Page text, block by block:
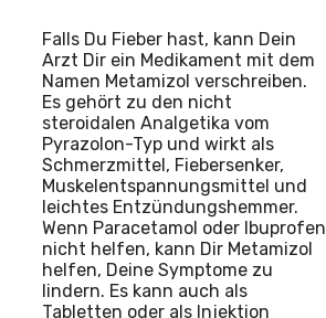
Falls Du Fieber hast, kann Dein
Arzt Dir ein Medikament mit dem
Namen Metamizol verschreiben.
Es gehört zu den nicht
steroidalen Analgetika vom
Pyrazolon-Typ und wirkt als
Schmerzmittel, Fiebersenker,
Muskelentspannungsmittel und
leichtes Entzündungshemmer.
Wenn Paracetamol oder Ibuprofen
nicht helfen, kann Dir Metamizol
helfen, Deine Symptome zu
lindern. Es kann auch als
Tabletten oder als Injektion